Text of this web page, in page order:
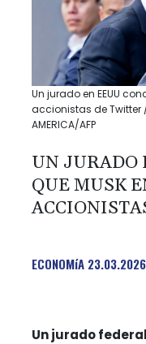
Un jurado en EEUU
accionistas de Twitter /
AMERICA/AFP
UN JURADO
QUE MUSK
ECONOMíA 23.03.2026
Un jurado